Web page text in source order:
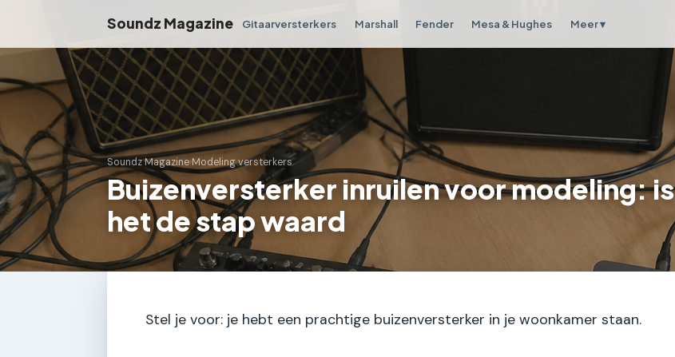
Soundz Magazine Gitaarversterkers Marshall Fender Mesa & Hughes Meer ▾
Soundz Magazine›Modeling versterkers
Buizenversterker inruilen voor modeling: is
het de stap waard
Stel je voor: je hebt een prachtige buizenversterker in je woonkamer staan.